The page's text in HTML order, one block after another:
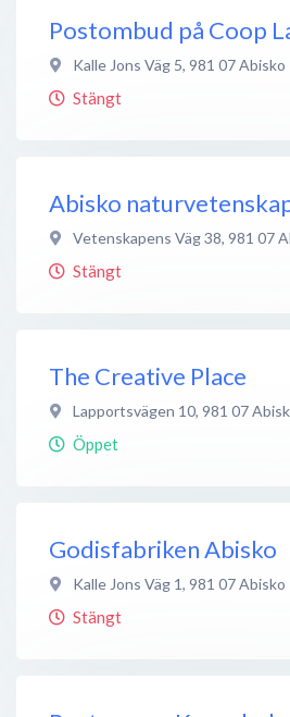
Postombud på Coop
Kalle Jons Väg 5, 981 07Abisko
Stängt
Abisko
Vetenskapens Väg 38, 981 07
Stängt
The Creative Place
Lapportsvägen 10, 981 07
Öppet
Godisfabriken Abisko
Kalle Jons Väg 1, 981 07Abisko
Stängt